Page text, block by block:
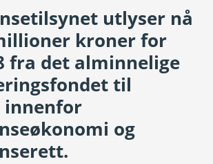
utlyser nå
kroner for
fra det alminnelige
til
og